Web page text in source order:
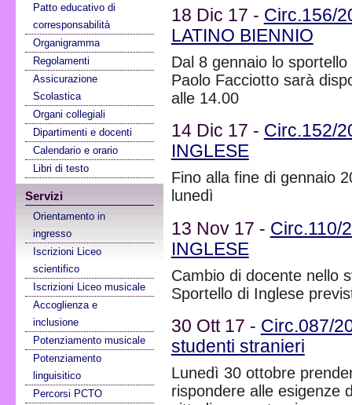
Patto educativo di
corresponsabilità
Organigramma
Regolamenti
Assicurazione
Scolastica
Organi collegiali
Dipartimenti e docenti
Calendario e orario
Libri di testo
Servizi
Orientamento in
ingresso
Iscrizioni Liceo
scientifico
Iscrizioni Liceo musicale
Accoglienza e
inclusione
Potenziamento musicale
Potenziamento
linguisitico
Percorsi PCTO
18 Dic 17 - Circ.156/
LATINO BIENNIO
Dal 8 gennaio lo
Paolo Facciotto sarà
alle 14.00
14 Dic 17 - Circ.152/
INGLESE
Fino alla fine di gennaio
lunedì
13 Nov 17 - Circ.110/
INGLESE
Cambio di docente nello
Sportello di Inglese
30 Ott 17 - Circ.087/
studenti stranieri
Lunedì 30 ottobre
rispondere alle esigenze